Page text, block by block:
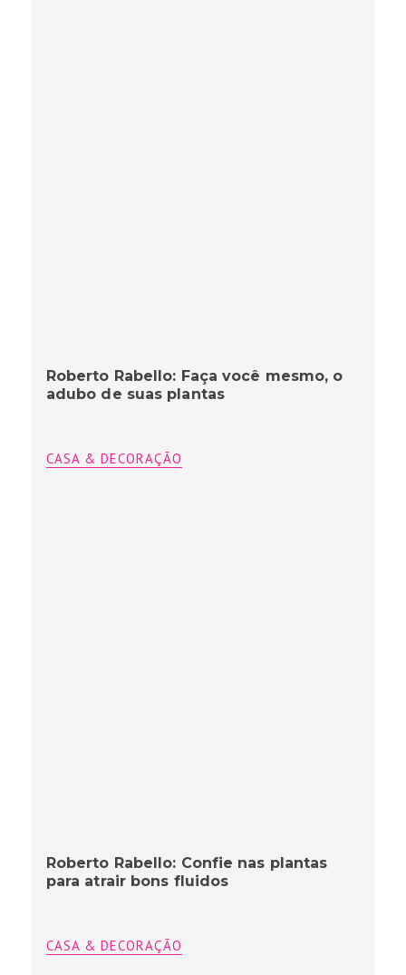
Roberto Rabello: Faça você mesmo, o
adubo de suas plantas
CASA & DECORAÇÃO
Roberto Rabello: Confie nas plantas
para atrair bons fluidos
CASA & DECORAÇÃO